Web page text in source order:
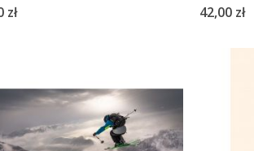
zł
42,00 zł